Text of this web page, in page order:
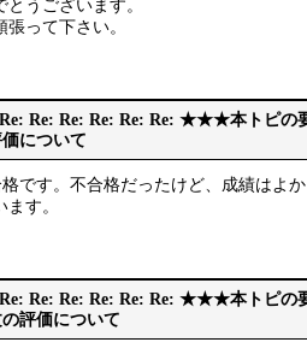
とうございます。
張って下さい。
Re: Re: Re: Re: Re: ★★★本トピの
について
です。不合格だったけど、成績はよ
す。
Re: Re: Re: Re: Re: ★★★本トピの
評価について